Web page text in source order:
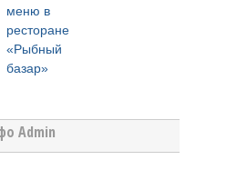
меню в
ресторане
«Рыбный
базар»
Admin